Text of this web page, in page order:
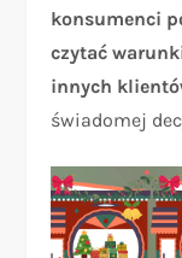
konsumenci
czytać
innych
świadomej